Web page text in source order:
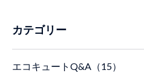
カテゴリー
エコキュートQ&A（15）